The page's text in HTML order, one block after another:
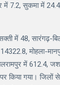
7.2, सुकमा में
में 48, सारंगढ़-
मोहला-
में 612.4,
गया। जिलों